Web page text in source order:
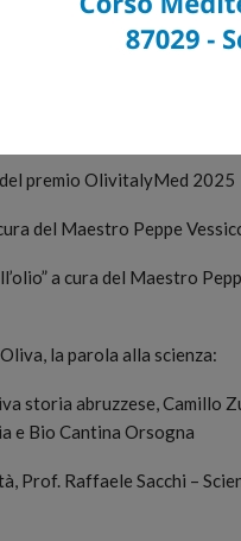
Campania
2025 Biologici della
premio OlivitalyMed 2025
del Maestro Peppe
a cura del Maestro
la parola alla scienza:
storia abruzzese, Camillo
e Bio Cantina Orsogna
Prof. Raffaele Sacchi –